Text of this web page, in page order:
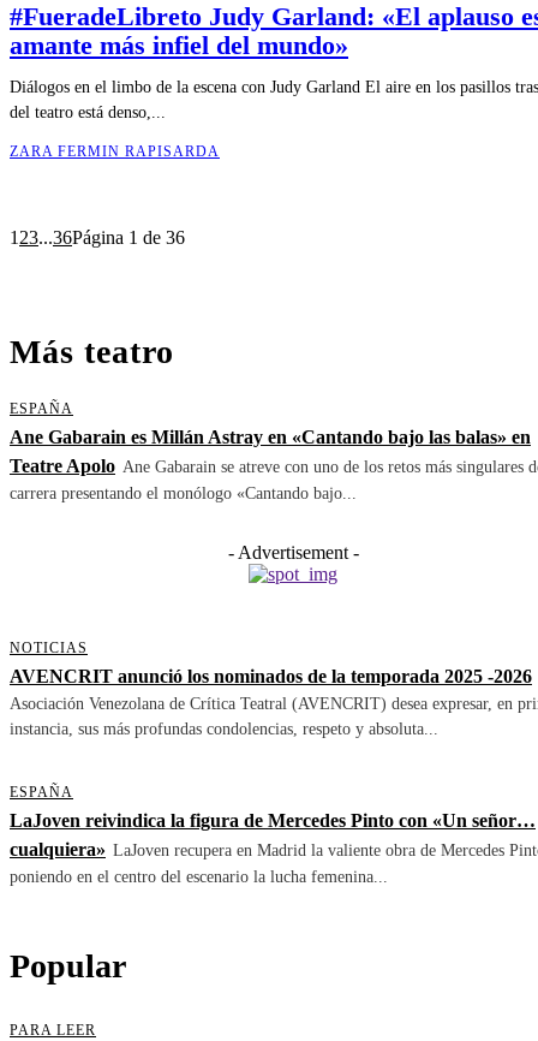
#FueradeLibreto Judy Garland: «El aplauso
amante más infiel del mundo»
Diálogos en el limbo de la escena con Judy Garland El aire en los pasillos
del teatro está denso,...
ZARA FERMIN RAPISARDA
1 23...36Página 1 de 36
Más teatro
ESPAÑA
Ane Gabarain es Millán Astray en «Cantando bajo las balas» en
Teatre Apolo Ane Gabarain se atreve con uno de los retos más singulares
carrera presentando el monólogo «Cantando bajo...
- Advertisement -
NOTICIAS
AVENCRIT anunció los nominados de la temporada 2025 -2026
Asociación Venezolana de Crítica Teatral (AVENCRIT) desea expresar, en
instancia, sus más profundas condolencias, respeto y absoluta...
ESPAÑA
LaJoven reivindica la figura de Mercedes Pinto con «Un señor…
cualquiera» LaJoven recupera en Madrid la valiente obra de Mercedes
poniendo en el centro del escenario la lucha femenina...
Popular
PARA LEER